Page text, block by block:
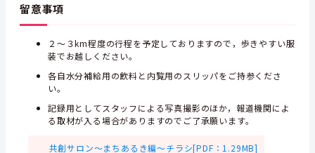
留意事項
２～３km程度の行程を予定しておりますので，歩きやすい服
装でお越しください。
各自水分補給用の飲料と内覧用のスリッパをご持参くださ
い。
記録用としてスタッフによる写真撮影のほか，報道機関によ
る取材が入る場合がありますのでご了承願います。
共創サロン～まちあるき編～チラシ[PDF：1.29MB]